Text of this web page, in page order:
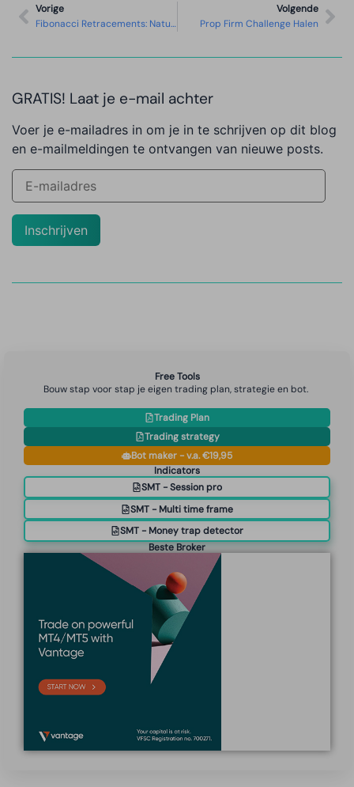
Vorige
Fibonacci Retracements: Natuurlijke Support En Resistance Levels
Volgende
Prop Firm Challenge Halen
GRATIS! Laat je e-mail achter
Voer je e-mailadres in om je in te schrijven op dit blog
en e-mailmeldingen te ontvangen van nieuwe posts.
Inschrijven
Free Tools
Bouw stap voor stap je eigen trading plan, strategie en bot.
Trading Plan
Trading strategy
Bot maker - v.a. €19,95
Indicators
SMT - Session pro
SMT - Multi time frame
SMT - Money trap detector
Beste Broker